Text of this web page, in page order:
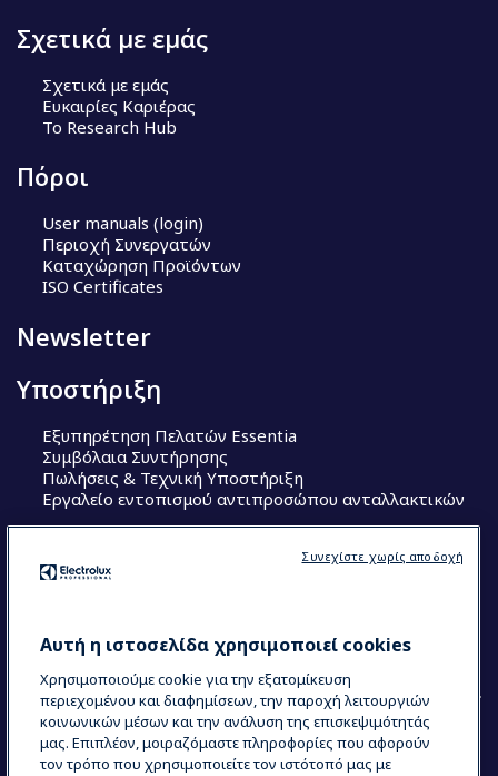
Σχετικά με εμάς
Σχετικά με εμάς
Ευκαιρίες Καριέρας
Το Research Hub
Πόροι
User manuals (login)
Περιοχή Συνεργατών
Καταχώρηση Προϊόντων
ISO Certificates
Newsletter
Υποστήριξη
Εξυπηρέτηση Πελατών Essentia
Συμβόλαια Συντήρησης
Πωλήσεις & Τεχνική Υποστήριξη
Εργαλείο εντοπισμού αντιπροσώπου ανταλλακτικών
Electrolux Professional Ακαδημία Chef
COUNTRY AND LANGUAGE
Αυτή η ιστοσελίδα χρησιμοποιεί cookies
Χρησιμοποιούμε cookie για την εξατομίκευση
περιεχομένου και διαφημίσεων, την παροχή λειτουργιών
κοινωνικών μέσων και την ανάλυση της επισκεψιμότητάς
μας. Επιπλέον, μοιραζόμαστε πληροφορίες που αφορούν
τον τρόπο που χρησιμοποιείτε τον ιστότοπό μας με
Συνεχίστε χωρίς αποδοχή